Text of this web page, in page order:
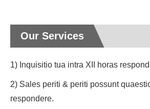
Our Services
1) Inquisitio tua intra XII horas
2) Sales periti & periti possunt
respondere.